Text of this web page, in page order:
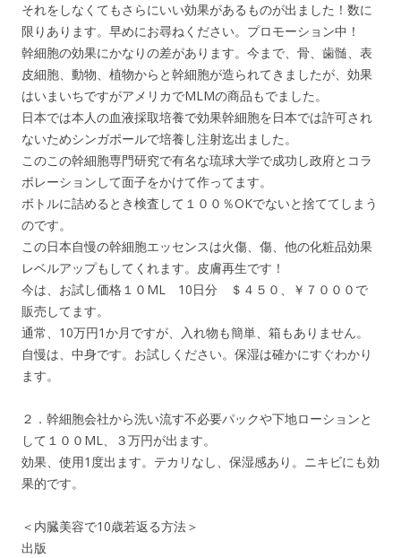
それをしなくてもさらにいい効果があるものが出ました！数に
限りあります。早めにお尋ねください。プロモーション中！
幹細胞の効果にかなりの差があります。今まで、骨、歯髄、表
皮細胞、動物、植物からと幹細胞が造られてきましたが、効果
はいまいちですがアメリカでMLMの商品もでました。
日本では本人の血液採取培養で効果幹細胞を日本では許可され
ないためシンガポールで培養し注射迄出ました。
このこの幹細胞専門研究で有名な琉球大学で成功し政府とコラ
ボレーションして面子をかけて作ってます。
ボトルに詰めるとき検査して１００％OKでないと捨ててしまう
のです。
この日本自慢の幹細胞エッセンスは火傷、傷、他の化粧品効果
レベルアップもしてくれます。皮膚再生です！
今は、お試し価格１０ML 10日分 ＄４５０、￥７０００で
販売してます。
通常、10万円1か月ですが、入れ物も簡単、箱もありません。
自慢は、中身です。お試しください。保湿は確かにすぐわかり
ます。
２．幹細胞会社から洗い流す不必要パックや下地ローションと
して１００ML、３万円が出ます。
効果、使用1度出ます。テカリなし、保湿感あり。ニキビにも効
果的です。
＜内臓美容で10歳若返る方法＞
出版